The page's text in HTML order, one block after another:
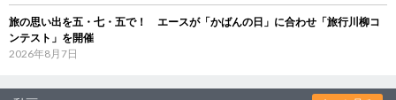
旅の思い出を五・七・五で！ エースが「かばんの日」に合わせ「旅行川柳コ
ンテスト」を開催
2026年8月7日